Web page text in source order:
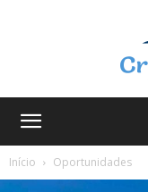
Início
Oportunidades